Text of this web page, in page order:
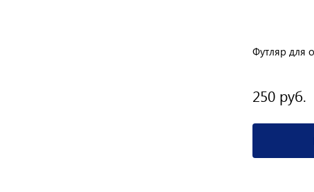
Футляр для
250 руб.